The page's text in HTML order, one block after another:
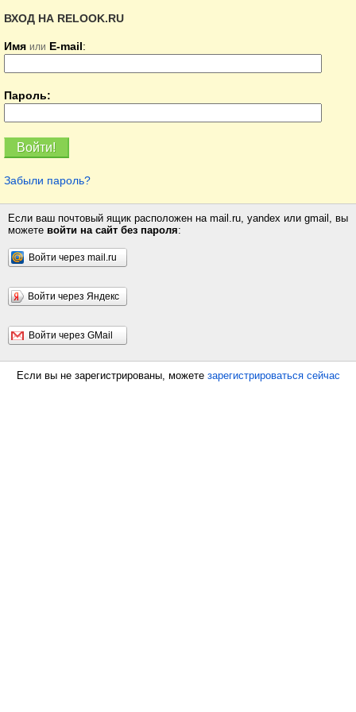
ВХОД НА RELOOK.RU
Имя или E-mail:
Пароль:
Забыли пароль?
Если ваш почтовый ящик расположен на mail.ru, yandex или gmail, вы
можете войти на сайт без пароля:
Войти через mail.ru
Войти через Яндекс
Войти через GMail
Если вы не зарегистрированы, можете зарегистрироваться сейчас